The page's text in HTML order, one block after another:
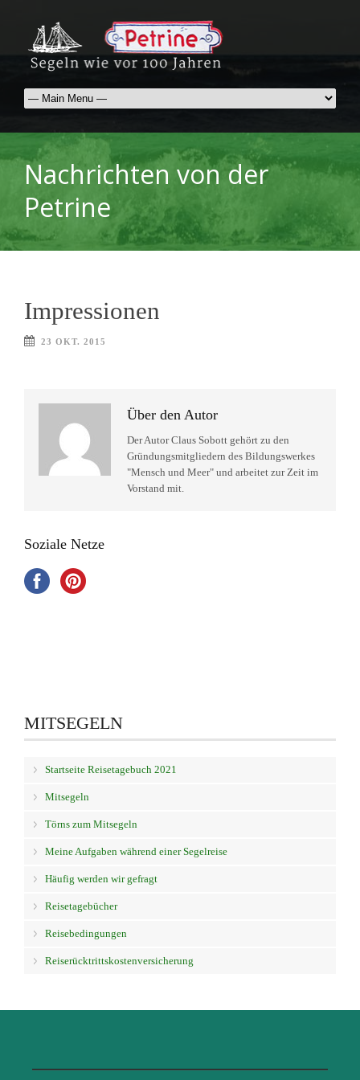
Nachrichten von der
Petrine
Impressionen
23 OKT. 2015
Über den Autor
Der Autor Claus Sobott gehört zu den
Gründungsmitgliedern des Bildungswerkes
"Mensch und Meer" und arbeitet zur Zeit im
Vorstand mit.
Soziale Netze
MITSEGELN
Startseite Reisetagebuch 2021
Mitsegeln
Törns zum Mitsegeln
Meine Aufgaben während einer Segelreise
Häufig werden wir gefragt
Reisetagebücher
Reisebedingungen
Reiserücktrittskostenversicherung